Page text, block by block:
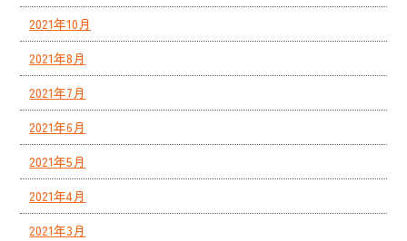
2021年10月
2021年8月
2021年7月
2021年6月
2021年5月
2021年4月
2021年3月